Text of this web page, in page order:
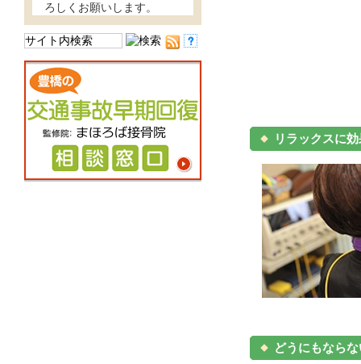
リラックスに
どうにもなら
ろしくお願いします。